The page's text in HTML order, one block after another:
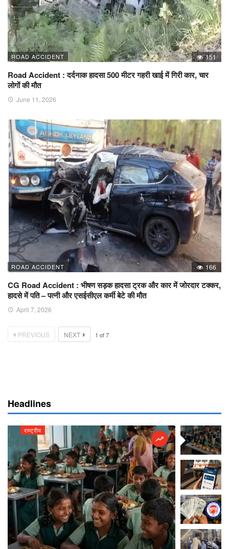
ROAD ACCIDENT 151
Road Accident : दर्दनाक हादसा 500 मीटर गहरी खाई में गिरी कार, चार
लोगों की मौत
June 11, 2026
ROAD ACCIDENT 166
CG Road Accident : भीषण सड़क हादसा ट्रक और कार में जोरदार टक्कर,
हादसे में पति – पत्नी और एसईसीएल कर्मी बेटे की मौत
April 7, 2026
PREVIOUS NEXT 1 of7
Headlines
राष्ट्रीय राष्ट्रीय